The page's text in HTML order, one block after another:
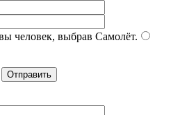
человек, выбрав Самолёт.